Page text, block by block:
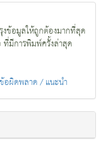
ข้อมูลให้ถูกต้องมากที่สุด
มีการพิมพ์ครั้งล่าสุด
อผิดพลาด / แนะนำ